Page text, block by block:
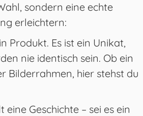
sondern eine echte
erleichtern:
Produkt. Es ist ein Unikat,
nie identisch sein. Ob ein
Bilderrahmen, hier stehst du
Geschichte – sei es ein